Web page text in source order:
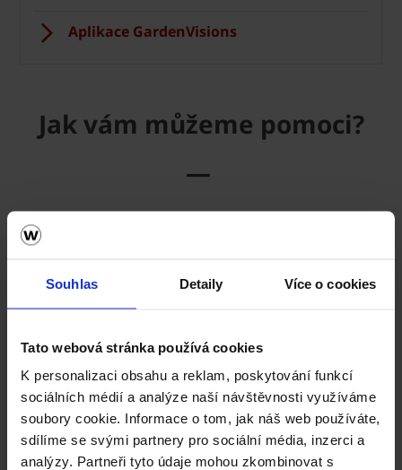
Souhlas Detaily Více o cookies
Tato webová stránka používá cookies
K personalizaci obsahu a reklam, poskytování funkcí
sociálních médií a analýze naší návštěvnosti využíváme
soubory cookie. Informace o tom, jak náš web používáte,
sdílíme se svými partnery pro sociální média, inzerci a
analýzy. Partneři tyto údaje mohou zkombinovat s
Aplikace GardenVisions
Jak vám můžeme pomoci?
—
cihlám, dlažbě nebo lícovému zdivu?
Zajímá vás kde nakoupit zdivo?
Pokračujte na mapy prodejních oblastí, stavebnin
a stavebních firem.